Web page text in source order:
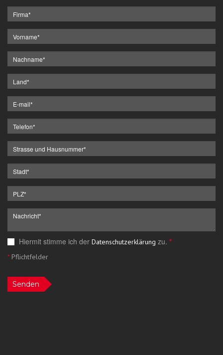
Hiermit stimme ich der Datenschutzerklärung zu. *
*Pflichtfelder
Senden